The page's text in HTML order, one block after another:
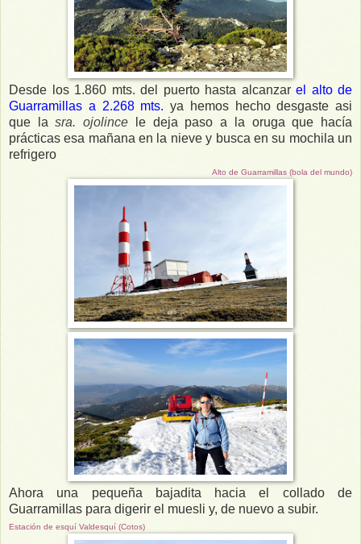
Desde los 1.860 mts. del puerto hasta alcanzar el alto de
Guarramillas a 2.268 mts. ya hemos hecho desgaste asi
que lasra. ojolince le deja paso a la oruga que hacía
prácticas esa mañana en la nieve y busca en su mochila un
refrigero
Alto de Guarramillas (bola del mundo)
Ahora una pequeña bajadita hacia el collado de
Guarramillas para digerir el muesli y, de nuevo a subir.
Estación de esquí Valdesquí (Cotos)